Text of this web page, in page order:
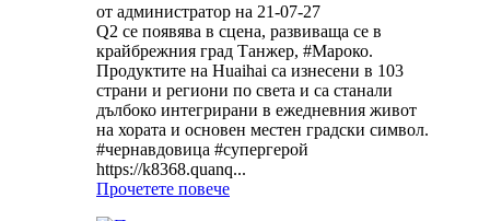
от администратор на 21-07-27
Q2 се появява в сцена, развиваща се в
крайбрежния град Танжер, #Мароко.
Продуктите на Huaihai са изнесени в 103
страни и региони по света и са станали
дълбоко интегрирани в ежедневния живот
на хората и основен местен градски символ.
#чернавдовица #супергерой
https://k8368.quanq...
Прочетете повече